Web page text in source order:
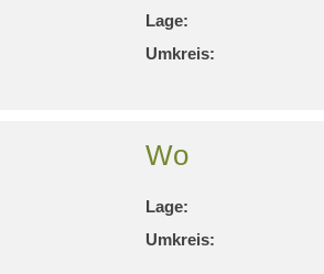
Lage:
Umkreis:
Wo
Lage:
Umkreis: